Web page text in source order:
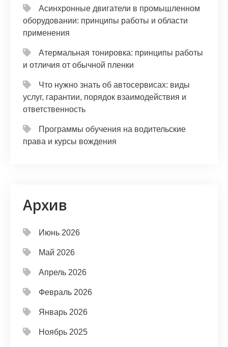
Асинхронные двигатели в промышленном
оборудовании: принципы работы и области
применения
Атермальная тонировка: принципы работы
и отличия от обычной пленки
Что нужно знать об автосервисах: виды
услуг, гарантии, порядок взаимодействия и
ответственность
Программы обучения на водительские
права и курсы вождения
Архив
Июнь 2026
Май 2026
Апрель 2026
Февраль 2026
Январь 2026
Ноябрь 2025